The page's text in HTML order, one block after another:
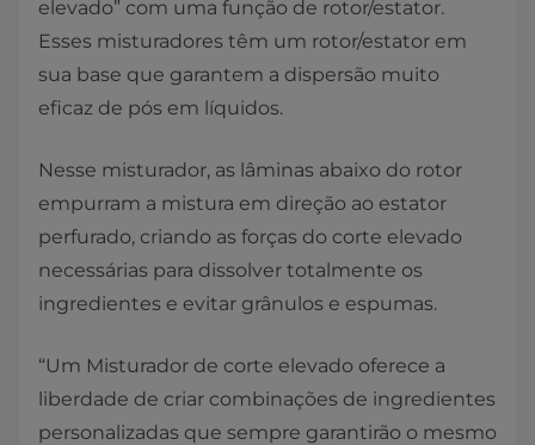
elevado” com uma função de rotor/estator.
Esses misturadores têm um rotor/estator em
sua base que garantem a dispersão muito
eficaz de pós em líquidos.
Nesse misturador, as lâminas abaixo do rotor
empurram a mistura em direção ao estator
perfurado, criando as forças do corte elevado
necessárias para dissolver totalmente os
ingredientes e evitar grânulos e espumas.
“Um Misturador de corte elevado oferece a
liberdade de criar combinações de ingredientes
personalizadas que sempre garantirão o mesmo